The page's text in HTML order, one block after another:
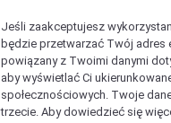
Jeśli zaakceptujesz
będzie przetwarzać Twój adres
powiązany z Twoimi danymi
aby wyświetlać Ci
społecznościowych. Twoje
trzecie. Aby dowiedzieć się